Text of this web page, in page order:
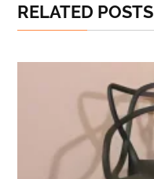
RELATED POSTS